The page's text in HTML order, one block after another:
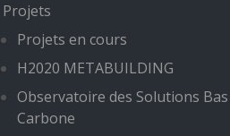
Projets
Projets en cours
H2020 METABUILDING
Observatoire des Solutions Bas
Carbone